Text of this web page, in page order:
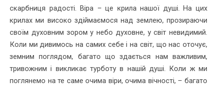
скарбниця радості. Віра – це крила нашої душі. На цих
крилах ми високо здіймаємося над землею, прозира­ючи
своїм духовним зором у небо духов­не, у світ невидимий.
Коли ми дивимось на самих себе і на світ, що нас оточує,
земним поглядом, багато що здається нам важливим,
тривожним і викликає турботу в нашій душі. Коли ж ми
поглянемо на те саме очима віри, очима вічності, – багато